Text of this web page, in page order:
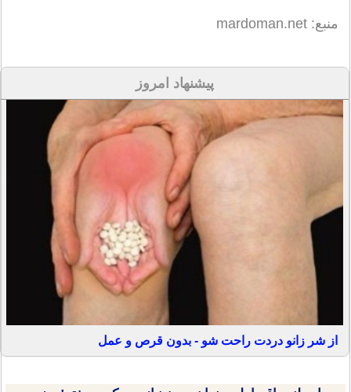
منبع: mardoman.net
پیشنهاد امروز
از شر زانو دردت راحت شو - بدون قرص و عمل